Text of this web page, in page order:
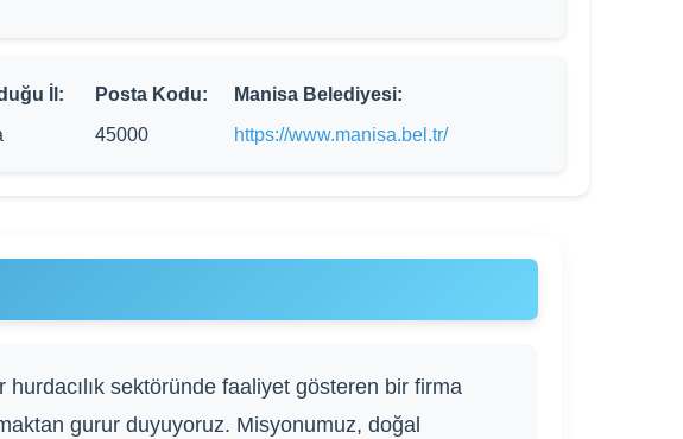
İl:
Posta Kodu:
45000
Manisa Belediyesi:
https://www.manisa.bel.tr/
hurdacılık sektöründe faaliyet gösteren bir firma
gurur duyuyoruz. Misyonumuz, doğal